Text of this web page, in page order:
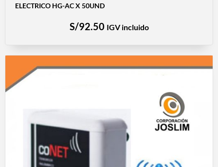
ELECTRICO HG-AC X 50UND
S/92.50 IGV incluido